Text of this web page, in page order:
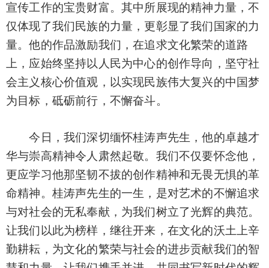
宣传工作的宝贵财富。其中所展现的精神力量，不
仅体现了我们民族的力量，更彰显了我们国家的力
量。他的作品激励我们，在追求文化繁荣的道路
上，应始终坚持以人民为中心的创作导向，坚守社
会主义核心价值观，以实现民族伟大复兴的中国梦
为目标，砥砺前行，不懈奋斗。
今日，我们深切缅怀桂涛声先生，他的卓越才
华与崇高精神令人肃然起敬。我们不仅要怀念他，
更应学习他那坚韧不拔的创作精神和无畏无惧的革
命精神。桂涛声先生的一生，是对艺术的不懈追求
与对社会的无私奉献，为我们树立了光辉的典范。
让我们以此为榜样，继往开来，在文化的沃土上辛
勤耕耘，为文化的繁荣与社会的进步贡献我们的智